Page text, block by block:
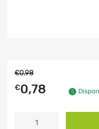
€0,98
€0,78